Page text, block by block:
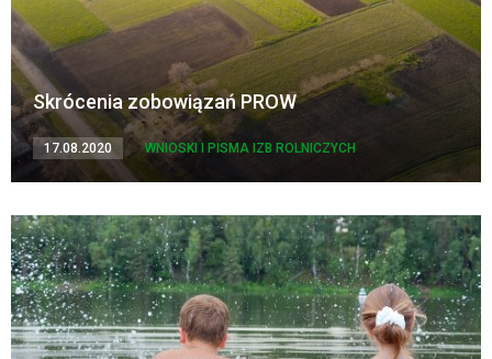
Skrócenia zobowiązań PROW
17.08.2020 WNIOSKI I PISMA IZB ROLNICZYCH